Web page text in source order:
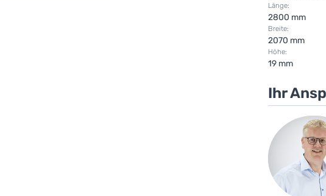
Länge:
2800 mm
Breite:
2070 mm
Höhe:
19 mm
Ihr